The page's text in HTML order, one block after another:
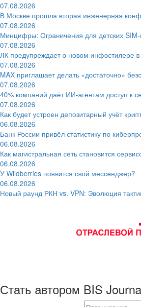
07.08.2026
В Москве прошла вторая инженерная
07.08.2026
Минцифры: Ограничения для детских
07.08.2026
ЛК предупреждает о новом инфостилере
07.08.2026
MAX приглашает делать «достаточно»
07.08.2026
40% компаний даёт ИИ‑агентам доступ к
07.08.2026
Как будет устроен депозитарный учёт
06.08.2026
Банк России привёл статистику по
06.08.2026
Как магистральная сеть становится
06.08.2026
У Wildberries появится свой мессенджер?
06.08.2026
Новый раунд РКН vs. VPN: Эволюция
Стать автором BIS